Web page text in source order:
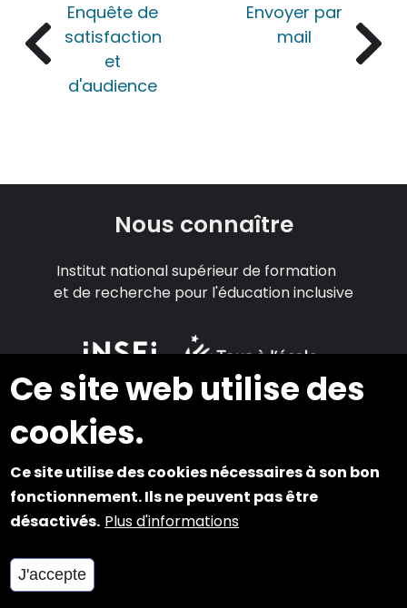
Ce site web utilise des
cookies.
Ce site utilise des cookies nécessaires à son bon
fonctionnement. Ils ne peuvent pas être
désactivés. Plus d'informations
J'accepte
Enquête de
satisfaction
et
d'audience
Envoyer par
mail
Nous connaître
Institut national supérieur de formation
et de recherche pour l'éducation inclusive
tousalecole@inshea.fr
Explorer
Qui sommes-nous ?
S'informer sur les maladies et leurs conséquences